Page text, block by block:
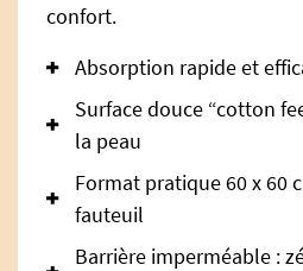
confort.
Absorption rapide et
Surface douce “cotton
la peau
Format pratique 60 x 60
fauteuil
Barrière imperméable :